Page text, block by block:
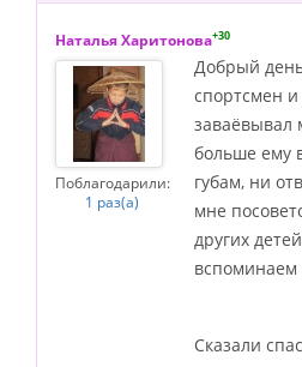
Наталья Харитонова+30
Поблагодарили:
1 раз(а)
Добрый
спортсмен и
заваёвывал
больше ему
губам, ни
мне
других
вспоминаем
Сказали